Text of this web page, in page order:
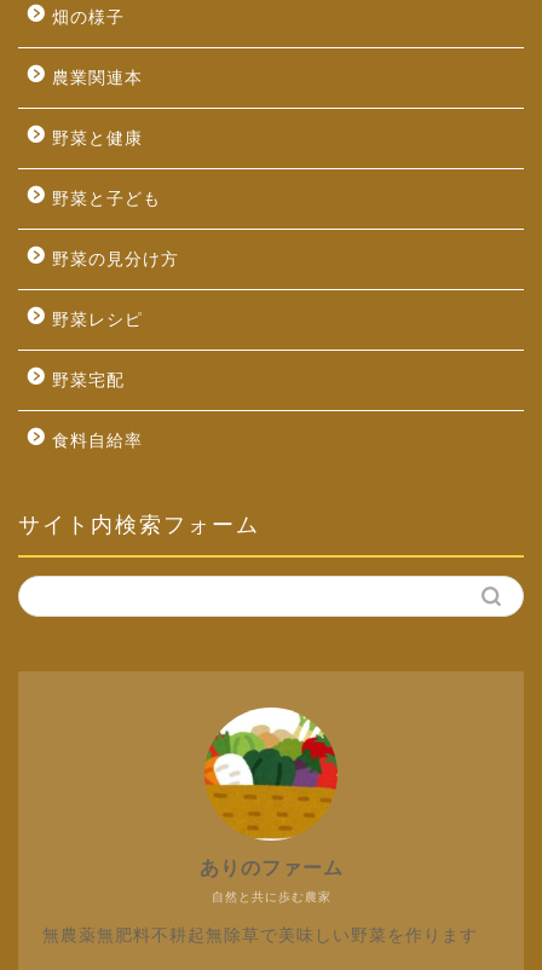
畑の様子
農業関連本
野菜と健康
野菜と子ども
野菜の見分け方
野菜レシピ
野菜宅配
食料自給率
サイト内検索フォーム
自然と共に歩む農家
ありのファーム
無農薬無肥料不耕起無除草で美味しい野菜を作ります